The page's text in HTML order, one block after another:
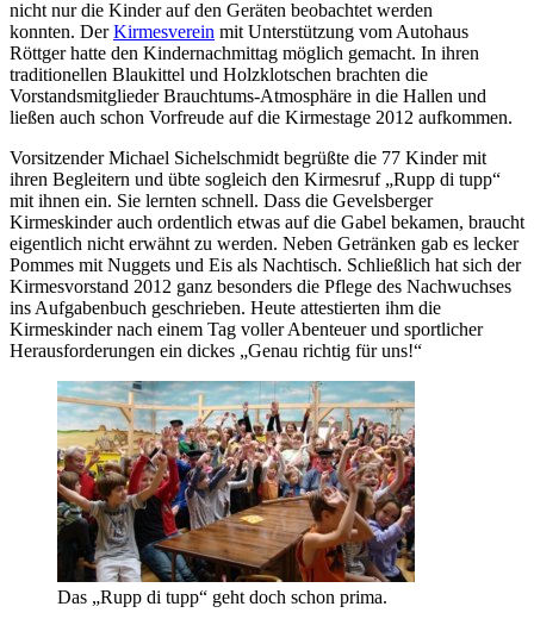
nicht nur die Kinder auf den Geräten beobachtet werden
konnten. DerKirmesverein mit Unterstützung vom Autohaus
Röttger hatte den Kindernachmittag möglich gemacht. In ihren
traditionellen Blaukittel und Holzklotschen brachten die
Vorstandsmitglieder Brauchtums-Atmosphäre in die Hallen und
ließen auch schon Vorfreude auf die Kirmestage 2012 aufkommen.
Vorsitzender Michael Sichelschmidt begrüßte die 77 Kinder mit
ihren Begleitern und übte sogleich den Kirmesruf „Rupp di tupp“
mit ihnen ein. Sie lernten schnell. Dass die Gevelsberger
Kirmeskinder auch ordentlich etwas auf die Gabel bekamen, braucht
eigentlich nicht erwähnt zu werden. Neben Getränken gab es lecker
Pommes mit Nuggets und Eis als Nachtisch. Schließlich hat sich der
Kirmesvorstand 2012 ganz besonders die Pflege des Nachwuchses
ins Aufgabenbuch geschrieben. Heute attestierten ihm die
Kirmeskinder nach einem Tag voller Abenteuer und sportlicher
Herausforderungen ein dickes „Genau richtig für uns!“
Das „Rupp di tupp“ geht doch schon prima.